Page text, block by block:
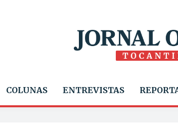
COLUNAS ENTREVISTAS